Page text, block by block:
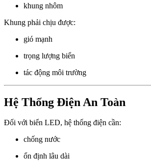
khung nhôm
Khung phải chịu được:
gió mạnh
trọng lượng biển
tác động môi trường
Hệ Thống Điện An Toàn
Đối với biển LED, hệ thống điện cần:
chống nước
ổn định lâu dài